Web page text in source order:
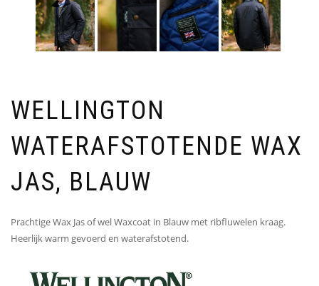
WELLINGTON
WATERAFSTOTENDE WAX
JAS, BLAUW
Prachtige Wax Jas of wel Waxcoat in Blauw met ribfluwelen kraag.
Heerlijk warm gevoerd en waterafstotend.